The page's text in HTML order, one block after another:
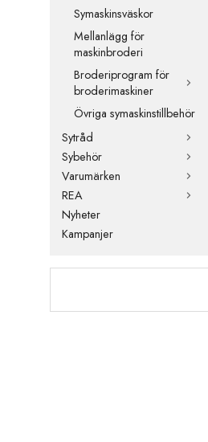
Symaskinsväskor
Mellanlägg för
maskinbroderi
Broderiprogram för
broderimaskiner
Övriga symaskinstillbehör
Sytråd
Sybehör
Varumärken
REA
Nyheter
Kampanjer